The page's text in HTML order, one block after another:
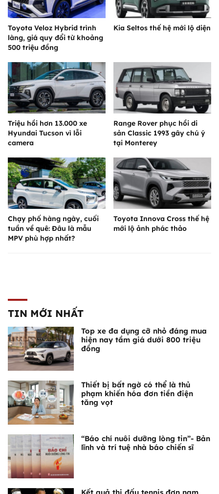
Toyota Veloz Hybrid trình
làng, giá quy đổi từ khoảng
500 triệu đồng
Kia Seltos thế hệ mới lộ diện
Triệu hồi hơn 13.000 xe
Hyundai Tucson vì lỗi
camera
Range Rover phục hồi di
sản Classic 1993 gây chú ý
tại Monterey
Chạy phố hàng ngày, cuối
tuần về quê: Đâu là mẫu
MPV phù hợp nhất?
Toyota Innova Cross thế hệ
mới lộ ảnh phác thảo
TIN MỚI NHẤT
Top xe đa dụng cỡ nhỏ đáng mua
hiện nay tầm giá dưới 800 triệu
đồng
Thiết bị bất ngờ có thể là thủ
phạm khiến hóa đơn tiền điện
tăng vọt
“Báo chí nuôi dưỡng lòng tin”- Bản
lĩnh và trí tuệ nhà báo chiến sĩ